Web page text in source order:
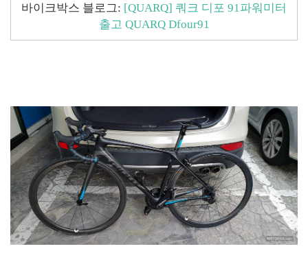
바이크박스 블로그: [QUARQ] 쿼크 디포 91파워미터
출고 QUARQ Dfour91